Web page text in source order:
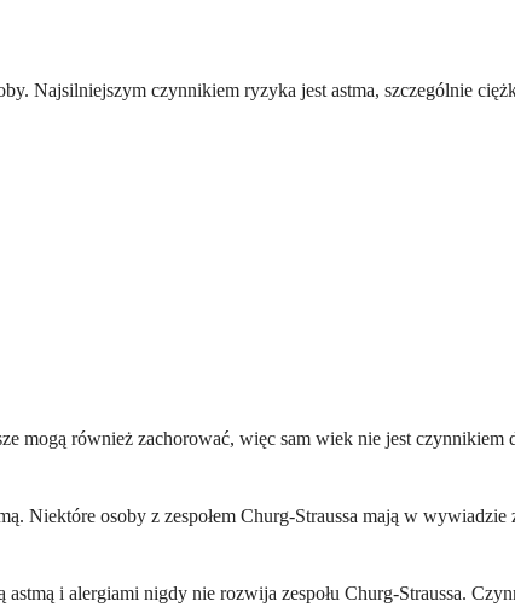
Najsilniejszym czynnikiem ryzyka jest astma, szczególnie
mogą również zachorować, więc sam wiek nie jest czynnikiem
Niektóre osoby z zespołem Churg-Straussa mają w wywiadzie
i alergiami nigdy nie rozwija zespołu Churg-Straussa.